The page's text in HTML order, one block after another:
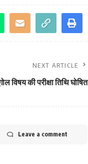
NEXT ARTICLE
विषय की परीक्षा तिथि घोषित
Leave a comment